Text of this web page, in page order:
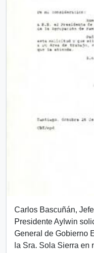
Carlos Bascuñán,
Presidente Aylwin
General de Gobierno
la Sra. Sola Sierra en